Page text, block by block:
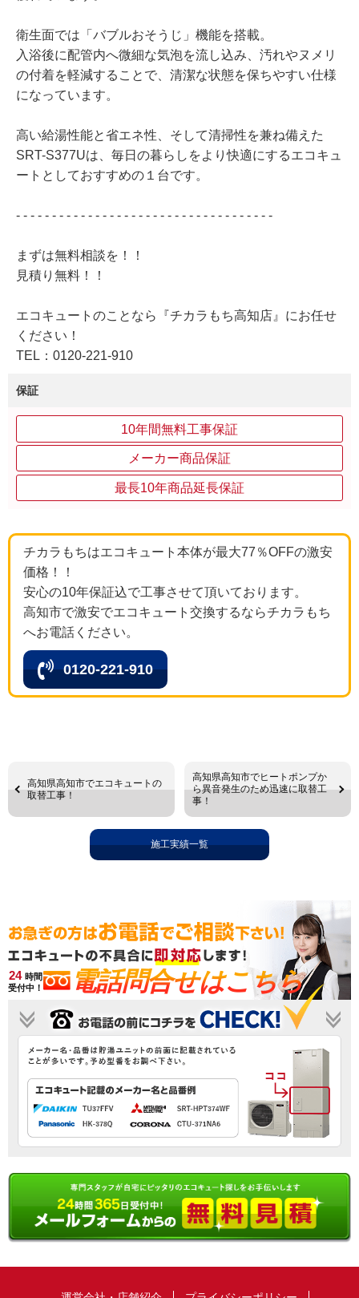
衛生面では「バブルおそうじ」機能を搭載。
入浴後に配管内へ微細な気泡を流し込み、汚れやヌメリ
の付着を軽減することで、清潔な状態を保ちやすい仕様
になっています。
高い給湯性能と省エネ性、そして清掃性を兼ね備えた
SRT-S377Uは、毎日の暮らしをより快適にするエコキュ
ートとしておすすめの１台です。
- - - - - - - - - - - - - - - - - - - - - - - - - - - - - - - - - - - -
まずは無料相談を！！
見積り無料！！
エコキュートのことなら『チカラもち高知店』にお任せ
ください！
TEL：0120-221-910
保証
10年間無料工事保証
メーカー商品保証
最長10年商品延長保証
チカラもちはエコキュート本体が最大77％OFFの激安
価格！！
安心の10年保証込で工事させて頂いております。
高知市で激安でエコキュート交換するならチカラもち
へお電話ください。
0120-221-910
高知県高知市でエコキュートの
取替工事！
高知県高知市でヒートポンプか
ら異音発生のため迅速に取替工
事！
施工実績一覧
24 時間
受付中！
電話問合せはこちら